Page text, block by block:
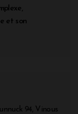
et son
94, Vinous